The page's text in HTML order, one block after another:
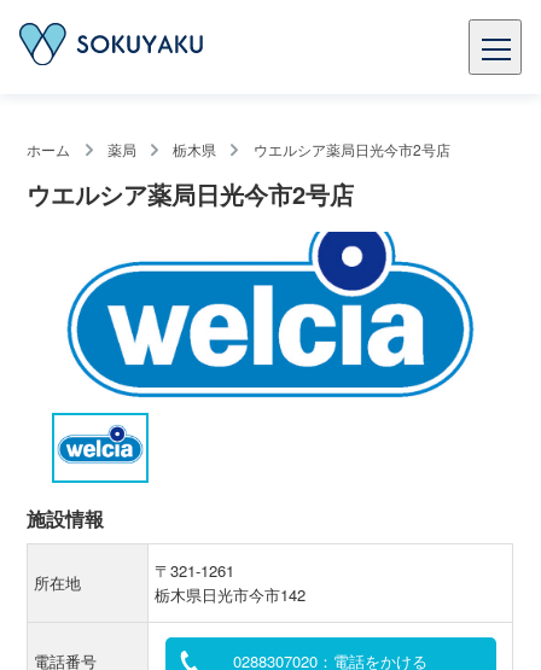
ホーム 薬局 栃木県 ウエルシア薬局日光今市2号店
ウエルシア薬局日光今市2号店
施設情報
所在地
〒321-1261
栃木県日光市今市142
電話番号 0288307020：電話をかける